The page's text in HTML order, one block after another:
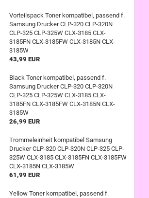
Vorteilspack Toner kompatibel, passend f.
Samsung Drucker CLP-320 CLP-320N
CLP-325 CLP-325W CLX-3185 CLX-
3185FN CLX-3185FW CLX-3185N CLX-
3185W
43,99 EUR
Black Toner kompatibel, passend f.
Samsung Drucker CLP-320 CLP-320N
CLP-325 CLP-325W CLX-3185 CLX-
3185FN CLX-3185FW CLX-3185N CLX-
3185W
26,99 EUR
Trommeleinheit kompatibel Samsung
Drucker CLP-320 CLP-320N CLP-325 CLP-
325W CLX-3185 CLX-3185FN CLX-3185FW
CLX-3185N CLX-3185W
61,99 EUR
Yellow Toner kompatibel, passend f.